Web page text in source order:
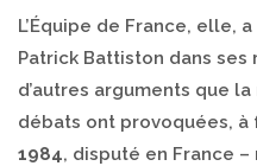
L’Équipe de France, elle,
Patrick Battiston dans ses
d’autres arguments que
débats ont provoquées, à
1984, disputé en France